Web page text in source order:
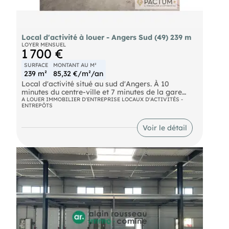
Local d'activité à louer - Angers Sud (49) 239 m
LOYER MENSUEL
1 700 €
SURFACE
239 m²
MONTANT AU M²
85,32 €/m²/an
Local d'activité situé au sud d'Angers. À 10
minutes du centre-ville et 7 minutes de la gare
SNCF. Disponible immédiatement. Stationnements
privatifs en façade. Site sous alarme. Espace
administratif d'environ 97 m² : accueil, salle de
réunion, bureaux cloisonnés, baie de brassage,
fibre optique. Atelier d'environ 145 m² en dalle
de 43 m² accessible par escalier intérieur,
utilisable en stockage ou espace de travail
complémentaire. Dossier sur demande.
A LOUER IMMOBILIER D'ENTREPRISE LOCAUX D'ACTIVITÉS -
ENTREPÔTS
Voir le détail